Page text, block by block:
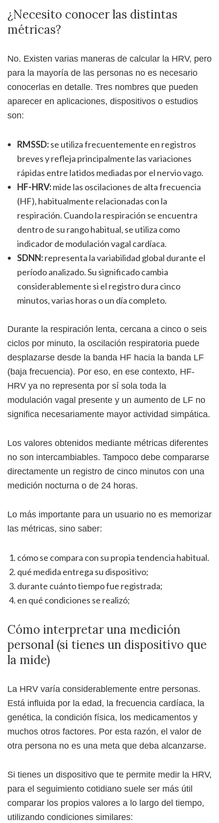
¿Necesito conocer las distintas
métricas?
No. Existen varias maneras de calcular la HRV, pero
para la mayoría de las personas no es necesario
conocerlas en detalle. Tres nombres que pueden
aparecer en aplicaciones, dispositivos o estudios
son:
RMSSD:se utiliza frecuentemente en registros
breves y refleja principalmente las variaciones
rápidas entre latidos mediadas por el nervio vago.
HF-HRV:mide las oscilaciones de alta frecuencia
(HF), habitualmente relacionadas con la
respiración. Cuando la respiración se encuentra
dentro de su rango habitual, se utiliza como
indicador de modulación vagal cardíaca.
SDNN:representa la variabilidad global durante el
período analizado. Su significado cambia
considerablemente si el registro dura cinco
minutos, varias horas o un día completo.
Durante la respiración lenta, cercana a cinco o seis
ciclos por minuto, la oscilación respiratoria puede
desplazarse desde la banda HF hacia la banda LF
(baja frecuencia). Por eso, en ese contexto, HF-
HRV ya no representa por sí sola toda la
modulación vagal presente y un aumento de LF no
significa necesariamente mayor actividad simpática.
Los valores obtenidos mediante métricas diferentes
no son intercambiables. Tampoco debe compararse
directamente un registro de cinco minutos con una
medición nocturna o de 24 horas.
Lo más importante para un usuario no es memorizar
las métricas, sino saber:
cómo se compara con su propia tendencia habitual.
qué medida entrega su dispositivo;
durante cuánto tiempo fue registrada;
en qué condiciones se realizó;
Cómo interpretar una medición
personal (si tienes un dispositivo que
la mide)
La HRV varía considerablemente entre personas.
Está influida por la edad, la frecuencia cardíaca, la
genética, la condición física, los medicamentos y
muchos otros factores. Por esta razón, el valor de
otra persona no es una meta que deba alcanzarse.
Si tienes un dispositivo que te permite medir la HRV,
para el seguimiento cotidiano suele ser más útil
comparar los propios valores a lo largo del tiempo,
utilizando condiciones similares: